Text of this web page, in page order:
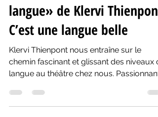
Théâtre: «(Dé)tourner sa
langue» de Klervi Thienpont:
C’est une langue belle
Klervi Thienpont nous entraîne sur le
chemin fascinant et glissant des niveaux
langue au théâtre chez nous. Passionnant!